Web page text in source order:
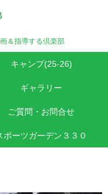
＆指導する倶楽部
キャンプ(25-26)
ギャラリー
ご質問・お問合せ
ポーツガーデン３３０